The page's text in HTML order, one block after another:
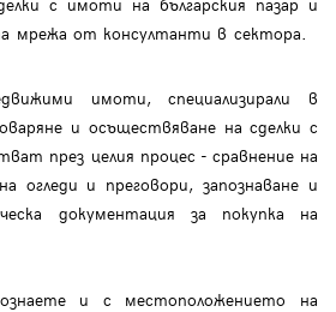
мрежа от консултанти в сектора.
имоти, специализирали в
и осъществяване на сделки с
през целия процес - сравнение на
огледи и преговори, запознаване и
документация за покупка на
и с местоположението на